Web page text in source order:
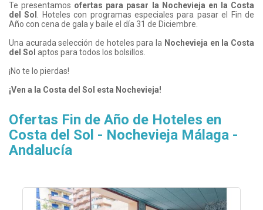
Te presentamos ofertas para pasar la Nochevieja en la Costa
del Sol
. Hoteles con programas especiales para pasar el Fin de
Año con cena de gala y baile el día 31 de Diciembre.
Una acurada selección de hoteles para la Nochevieja en la Costa
del Sol aptos para todos los bolsillos.
¡No te lo pierdas!
¡Ven a la Costa del Sol esta Nochevieja!
Ofertas Fin de Año de Hoteles en
Costa del Sol - Nochevieja Málaga -
Andalucía